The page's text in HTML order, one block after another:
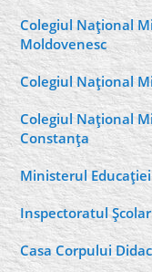
Colegiul Naţional
Moldovenesc
Colegiul Naţional
Colegiul Naţional
Constanţa
Ministerul Educaţiei
Inspectoratul
Casa Corpului